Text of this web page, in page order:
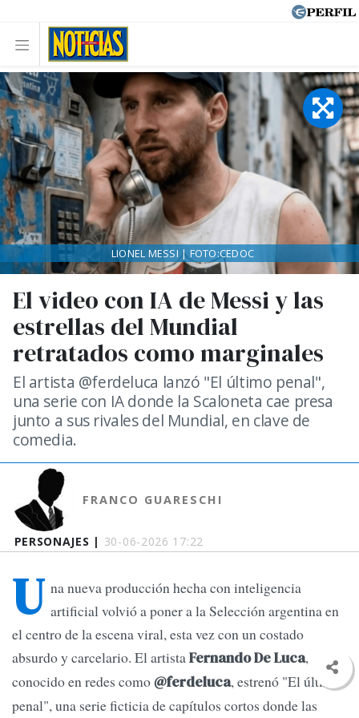
PERSONAJES | 30-06-2026 17:22
El video con IA de Messi y las
estrellas del Mundial
retratados como marginales
El artista @ferdeluca lanzó "El último penal",
una serie con IA donde la Scaloneta cae presa
junto a sus rivales del Mundial, en clave de
comedia.
FRANCO GUARESCHI
LIONEL MESSI | FOTO:CEDOC
U na nueva producción hecha con inteligencia
artificial volvió a poner a la Selección argentina en
el centro de la escena viral, esta vez con un costado
absurdo y carcelario. El artistaFernando De Luca,
conocido en redes como@ferdeluca, estrenó "El último
penal", una serie ficticia de capítulos cortos donde las